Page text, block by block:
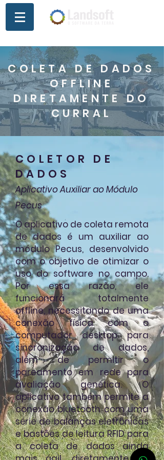
COLETA DE DADOS
OFFLINE
DIRETAMENTE DO
CURRAL
COLETOR DE
DADOS
Aplicativo Auxiliar ao Módulo
Pecus
O aplicativo de coleta remota
de dados é um auxiliar ao
módulo Pecus, desenvolvido
com o objetivo de otimizar o
uso do software no campo.
Por essa razão, ele
funcionará totalmente
offline, necessitando de uma
conexão física com o
computador desktop para
sincronização de dados,
além de permitir o
pareamento em rede para
avaliação genética. O
aplicativo também permite a
conexão bluetooth com uma
série de balanças eletrônicas
e bastões de leitura RFID para
a coleta de dados ainda